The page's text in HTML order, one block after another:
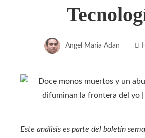
Angel Maria Adan
Este análisis es parte del boletín